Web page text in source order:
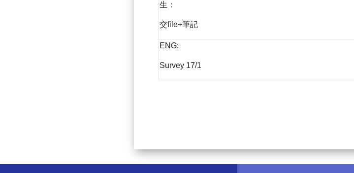
生：
交file+筆記
ENG:
Survey 17/1